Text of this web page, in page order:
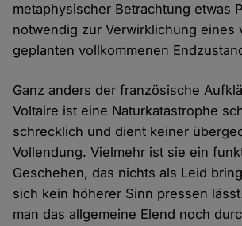
metaphysischer Betrachtung etwas
notwendig zur Verwirklichung eines
geplanten vollkommenen
Ganz anders der französische
Voltaire ist eine Naturkatastrophe
schrecklich und dient keiner
Vollendung. Vielmehr ist sie ein
Geschehen, das nichts als Leid
sich kein höherer Sinn pressen
man das allgemeine Elend noch